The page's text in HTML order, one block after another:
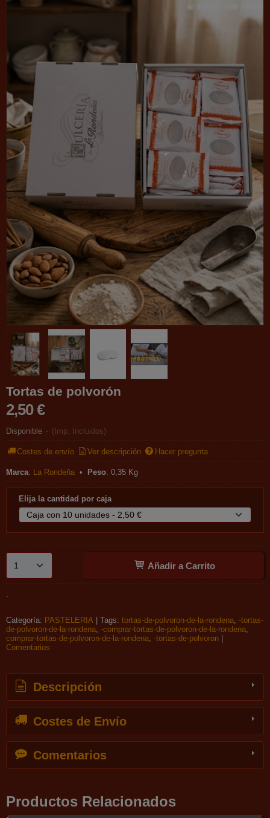
Tortas de polvorón
2,50 €
Disponible - (Imp. Incluidos)
Costes de envío Ver descripción Hacer pregunta
Marca: La Rondeña • Peso: 0,35 Kg
Elija la cantidad por caja
Añadir a Carrito
Categoría: PASTELERIA Tags: tortas-de-polvoron-de-la-rondena -tortas-
de-polvoron-de-la-rondena -comprar-tortas-de-polvoron-de-la-rondena
comprar-tortas-de-polvoron-de-la-rondena -tortas-de-polvoron
Comentarios
Descripción
Costes de Envío
Comentarios
Productos Relacionados